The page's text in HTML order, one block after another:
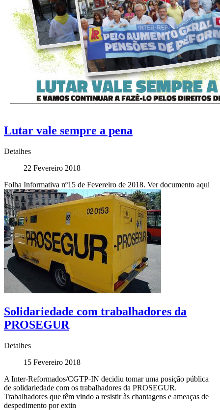
Lutar vale sempre a pena
Detalhes
22 Fevereiro 2018
Folha Informativa nº15 de Fevereiro de 2018. Ver documento aqui
Solidariedade com trabalhadores da
PROSEGUR
Detalhes
15 Fevereiro 2018
A Inter-Reformados/CGTP-IN decidiu tomar uma posição pública
de solidariedade com os trabalhadores da PROSEGUR.
Trabalhadores que têm vindo a resistir às chantagens e ameaças de
despedimento por extin